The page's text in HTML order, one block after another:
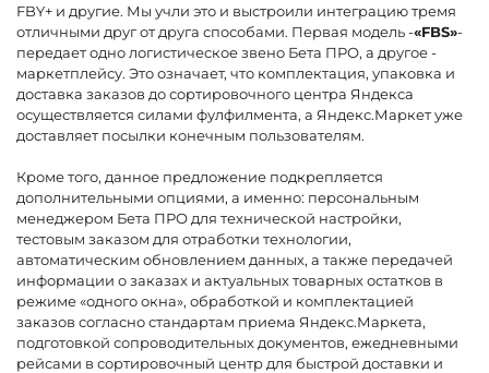
FBY+ и другие. Мы учли это и выстроили интеграцию тремя
отличными друг от друга способами. Первая модель -«FBS»-
передает одно логистическое звено Бета ПРО, а другое -
маркетплейсу. Это означает, что комплектация, упаковка и
доставка заказов до сортировочного центра Яндекса
осуществляется силами фулфилмента, а Яндекс.Маркет уже
доставляет посылки конечным пользователям.
Кроме того, данное предложение подкрепляется
дополнительными опциями, а именно: персональным
менеджером Бета ПРО для технической настройки,
тестовым заказом для отработки технологии,
автоматическим обновлением данных, а также передачей
информации о заказах и актуальных товарных остатков в
режиме «одного окна», обработкой и комплектацией
заказов согласно стандартам приема Яндекс.Маркета,
подготовкой сопроводительных документов, ежедневными
рейсами в сортировочный центр для быстрой доставки и